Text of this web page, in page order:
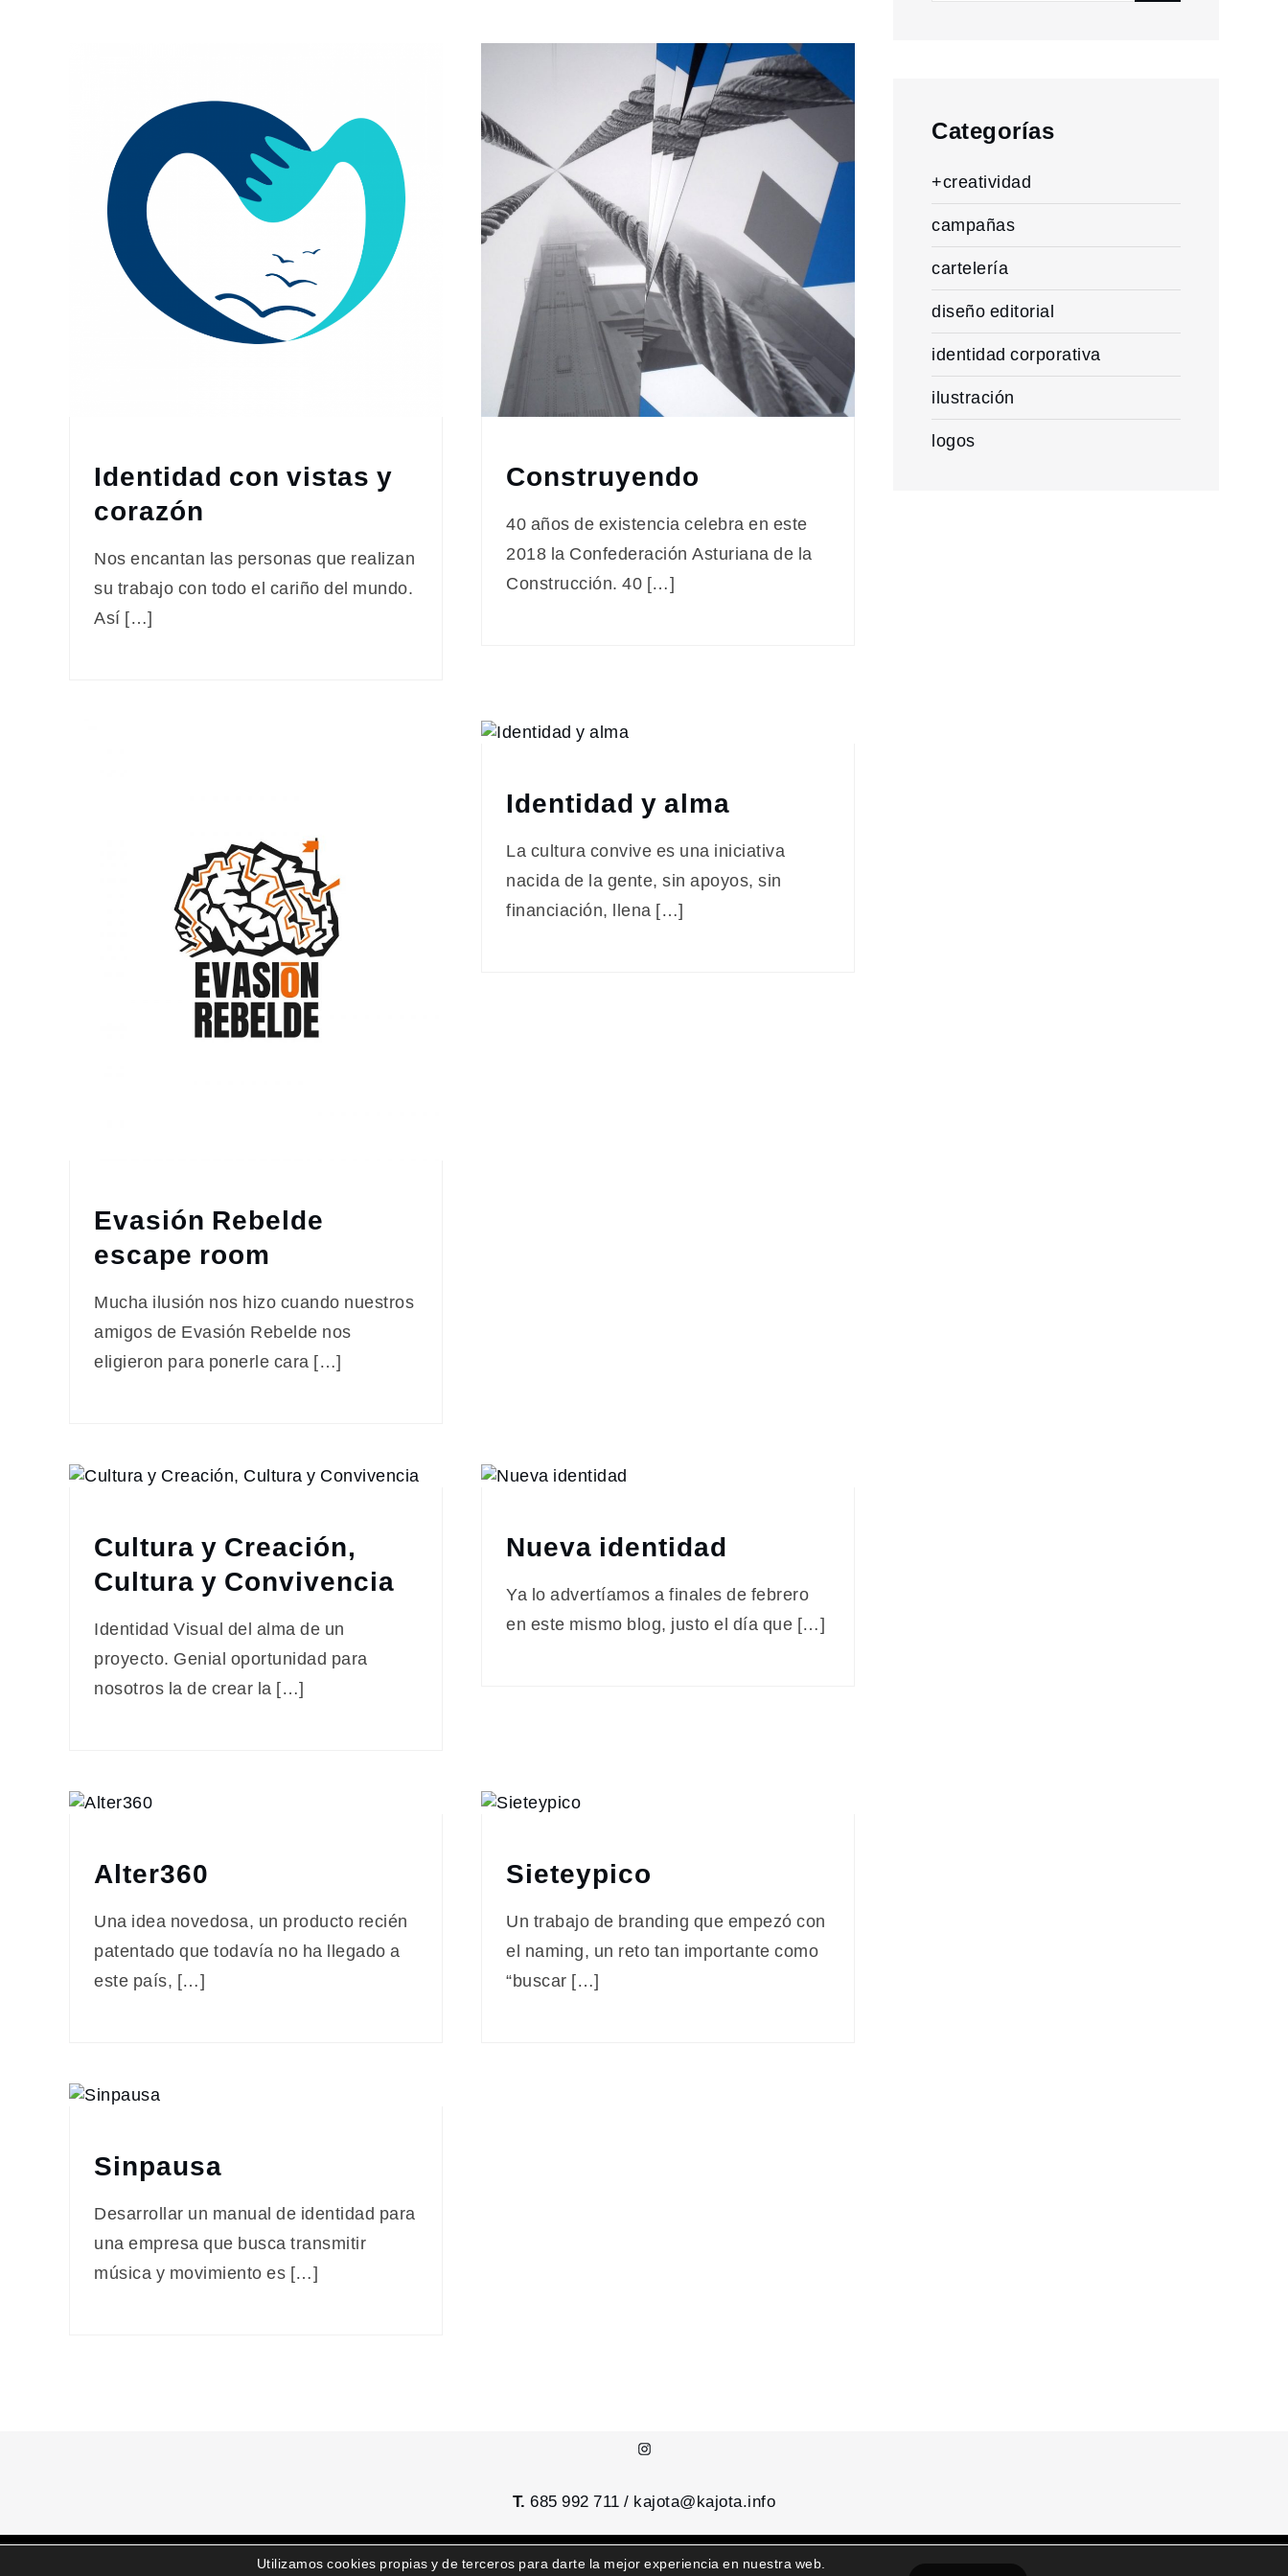
Identidad con vistas y
corazón
Nos encantan las personas que realizan
su trabajo con todo el cariño del mundo.
Así […]
Construyendo
40 años de existencia celebra en este
2018 la Confederación Asturiana de la
Construcción. 40 […]
Evasión Rebelde
escape room
Mucha ilusión nos hizo cuando nuestros
amigos de Evasión Rebelde nos
eligieron para ponerle cara […]
Identidad y alma
La cultura convive es una iniciativa
nacida de la gente, sin apoyos, sin
financiación, llena […]
Cultura y Creación,
Cultura y Convivencia
Identidad Visual del alma de un
proyecto. Genial oportunidad para
nosotros la de crear la […]
Nueva identidad
Ya lo advertíamos a finales de febrero
en este mismo blog, justo el día que […]
Alter360
Una idea novedosa, un producto recién
patentado que todavía no ha llegado a
este país, […]
Sieteypico
Un trabajo de branding que empezó con
el naming, un reto tan importante como
“buscar […]
Sinpausa
Desarrollar un manual de identidad para
una empresa que busca transmitir
música y movimiento es […]
Categorías
+creatividad
campañas
cartelería
diseño editorial
identidad corporativa
ilustración
logos
Instagram
T. 685 992 711 / kajota@kajota.info
Utilizamos cookies propias y de terceros para darte la mejor experiencia en nuestra web.